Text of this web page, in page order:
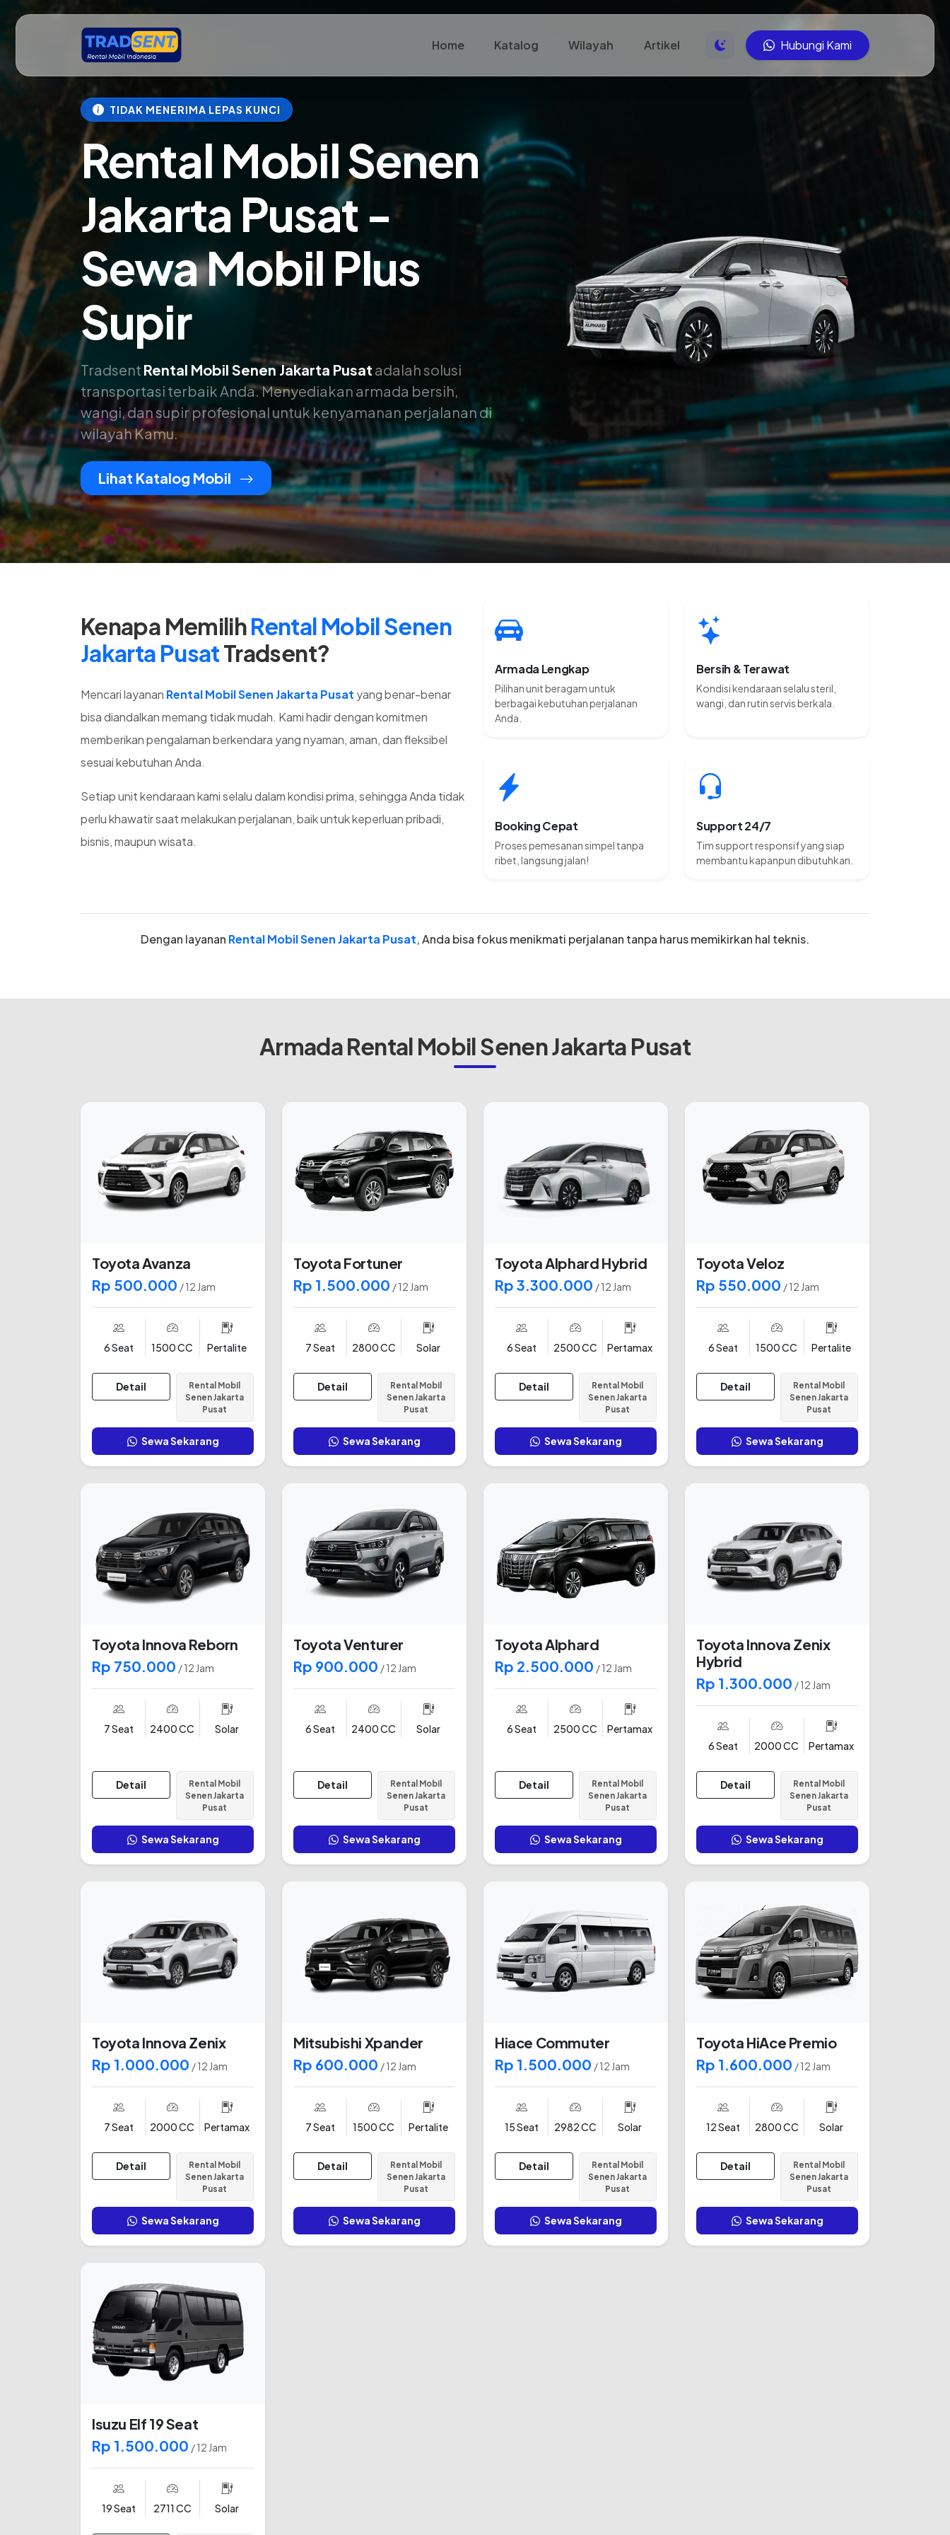
Home Katalog Wilayah Artikel Hubungi Kami
TIDAK MENERIMA LEPAS KUNCI
Rental Mobil Senen
Jakarta Pusat -
Sewa Mobil Plus
Supir
Tradsent Rental Mobil Senen Jakarta Pusat adalah solusi
transportasi terbaik Anda. Menyediakan armada bersih,
wangi, dan supir profesional untuk kenyamanan perjalanan di
wilayah Kamu.
Lihat Katalog Mobil
Kenapa MemilihRental Mobil Senen
Jakarta PusatTradsent?
Mencari layanan Rental Mobil Senen Jakarta Pusat yang benar-benar
bisa diandalkan memang tidak mudah. Kami hadir dengan komitmen
memberikan pengalaman berkendara yang nyaman, aman, dan fleksibel
sesuai kebutuhan Anda.
Setiap unit kendaraan kami selalu dalam kondisi prima, sehingga Anda tidak
perlu khawatir saat melakukan perjalanan, baik untuk keperluan pribadi,
bisnis, maupun wisata.
Armada Lengkap
Pilihan unit beragam untuk
berbagai kebutuhan perjalanan
Anda.
Bersih & Terawat
Kondisi kendaraan selalu steril,
wangi, dan rutin servis berkala.
Booking Cepat
Proses pemesanan simpel tanpa
ribet, langsung jalan!
Support 24/7
Tim support responsif yang siap
membantu kapanpun dibutuhkan.
Dengan layanan Rental Mobil Senen Jakarta Pusat, Anda bisa fokus menikmati perjalanan tanpa harus memikirkan hal teknis.
Armada Rental Mobil Senen Jakarta Pusat
Toyota Avanza
Rp 500.000 / 12 Jam
6 Seat 1500 CC Pertalite
Detail
Rental Mobil
Senen Jakarta
Pusat
Sewa Sekarang
Toyota Fortuner
Rp 1.500.000 / 12 Jam
7 Seat 2800 CC Solar
Detail
Rental Mobil
Senen Jakarta
Pusat
Sewa Sekarang
Toyota Alphard Hybrid
Rp 3.300.000 / 12 Jam
6 Seat 2500 CC Pertamax
Detail
Rental Mobil
Senen Jakarta
Pusat
Sewa Sekarang
Toyota Veloz
Rp 550.000 / 12 Jam
6 Seat 1500 CC Pertalite
Detail
Rental Mobil
Senen Jakarta
Pusat
Sewa Sekarang
Toyota Innova Reborn
Rp 750.000 / 12 Jam
7 Seat 2400 CC Solar
Detail
Rental Mobil
Senen Jakarta
Pusat
Sewa Sekarang
Toyota Venturer
Rp 900.000 / 12 Jam
6 Seat 2400 CC Solar
Detail
Rental Mobil
Senen Jakarta
Pusat
Sewa Sekarang
Toyota Alphard
Rp 2.500.000 / 12 Jam
6 Seat 2500 CC Pertamax
Detail
Rental Mobil
Senen Jakarta
Pusat
Sewa Sekarang
Toyota Innova Zenix
Hybrid
Rp 1.300.000 / 12 Jam
6 Seat 2000 CC Pertamax
Detail
Rental Mobil
Senen Jakarta
Pusat
Sewa Sekarang
Toyota Innova Zenix
Rp 1.000.000 / 12 Jam
7 Seat 2000 CC Pertamax
Detail
Rental Mobil
Senen Jakarta
Pusat
Sewa Sekarang
Mitsubishi Xpander
Rp 600.000 / 12 Jam
7 Seat 1500 CC Pertalite
Detail
Rental Mobil
Senen Jakarta
Pusat
Sewa Sekarang
Hiace Commuter
Rp 1.500.000 / 12 Jam
15 Seat 2982 CC Solar
Detail
Rental Mobil
Senen Jakarta
Pusat
Sewa Sekarang
Toyota HiAce Premio
Rp 1.600.000 / 12 Jam
12 Seat 2800 CC Solar
Detail
Rental Mobil
Senen Jakarta
Pusat
Sewa Sekarang
Isuzu Elf 19 Seat
Rp 1.500.000 / 12 Jam
19 Seat 2711 CC Solar